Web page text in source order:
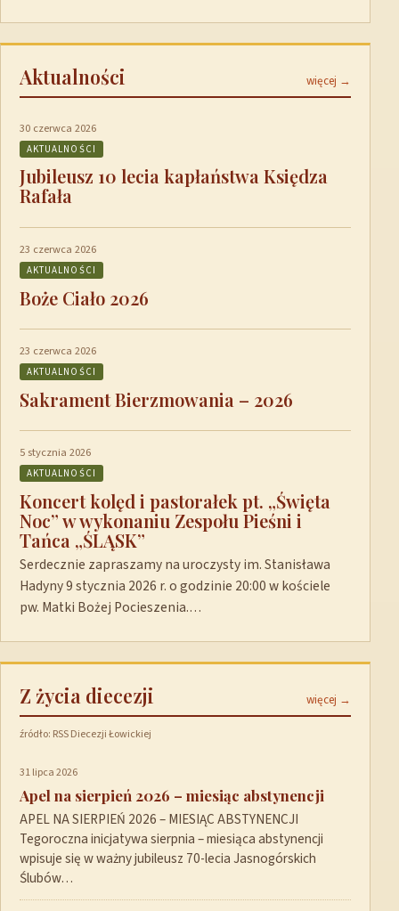
Aktualności więcej →
30 czerwca 2026
AKTUALNOŚCI
Jubileusz 10 lecia kapłaństwa Księdza
Rafała
23 czerwca 2026
AKTUALNOŚCI
Boże Ciało 2026
23 czerwca 2026
AKTUALNOŚCI
Sakrament Bierzmowania – 2026
5 stycznia 2026
AKTUALNOŚCI
Koncert kolęd i pastorałek pt. „Święta
Noc” w wykonaniu Zespołu Pieśni i
Tańca „ŚLĄSK”
Serdecznie zapraszamy na uroczysty im. Stanisława
Hadyny 9 stycznia 2026 r. o godzinie 20:00 w kościele
pw. Matki Bożej Pocieszenia.…
Z życia diecezji więcej →
źródło: RSS Diecezji Łowickiej
31 lipca 2026
Apel na sierpień 2026 – miesiąc abstynencji
APEL NA SIERPIEŃ 2026 – MIESIĄC ABSTYNENCJI
Tegoroczna inicjatywa sierpnia – miesiąca abstynencji
wpisuje się w ważny jubileusz 70-lecia Jasnogórskich
Ślubów…